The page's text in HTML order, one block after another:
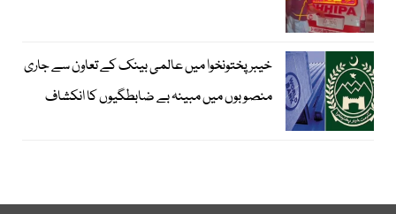
خیبرپختونخوا میں عالمی بینک کے تعاون سے جاری
منصوبوں میں مبینہ بے ضابطگیوں کا انکشاف